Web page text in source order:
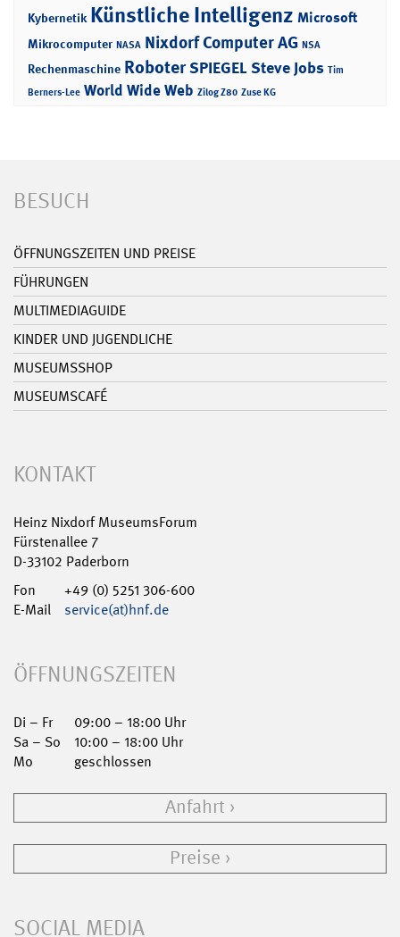
Kybernetik Künstliche Intelligenz Microsoft
Mikrocomputer NASA Nixdorf Computer AG NSA
Rechenmaschine RoboterSPIEGELSteve Jobs Tim
Berners-Lee World Wide Web Zilog Z80 Zuse KG
BESUCH
ÖFFNUNGSZEITEN UND PREISE
FÜHRUNGEN
MULTIMEDIAGUIDE
KINDER UND JUGENDLICHE
MUSEUMSSHOP
MUSEUMSCAFÉ
KONTAKT
Heinz Nixdorf MuseumsForum
Fürstenallee 7
D-33102 Paderborn
Fon
+49 (0) 5251 306-600
E-Mail
service(at)hnf.de
ÖFFNUNGSZEITEN
Di – Fr
09:00 – 18:00 Uhr
Sa – So
10:00 – 18:00 Uhr
Mo
geschlossen
Anfahrt
Preise
SOCIAL MEDIA